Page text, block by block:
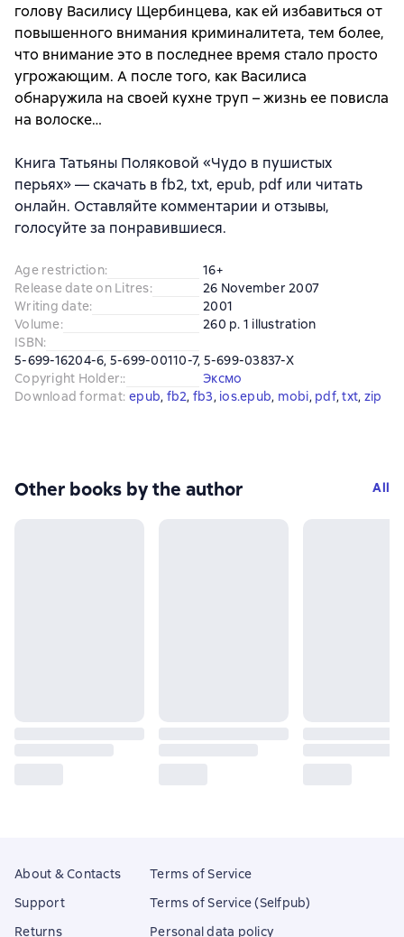
голову Василису Щербинцева, как ей избавиться от
повышенного внимания криминалитета, тем более,
что внимание это в последнее время стало просто
угрожающим. А после того, как Василиса
обнаружила на своей кухне труп – жизнь ее повисла
на волоске…
Книга Татьяны Поляковой «Чудо в пушистых
перьях» — скачать в fb2, txt, epub, pdf или читать
онлайн. Оставляйте комментарии и отзывы,
голосуйте за понравившиеся.
Age restriction:
16+
Release date on Litres:
26 November 2007
Writing date:
2001
Volume:
260 p. 1 illustration
ISBN:
5-699-16204-6, 5-699-00110-7, 5-699-03837-X
Copyright Holder::
Эксмо
Download format: epub, fb2, fb3, ios.epub, mobi, pdf, txt, zip
Other books by the author All
About & Contacts
Support
Returns
Terms of Service
Terms of Service (Selfpub)
Personal data policy